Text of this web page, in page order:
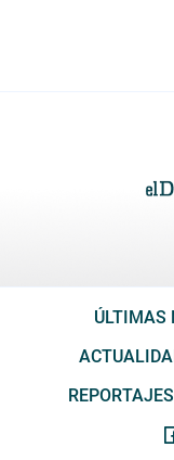
ÚLTIMAS
REPORTAJES